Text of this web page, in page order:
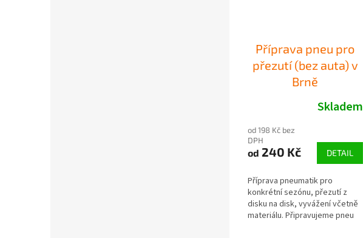
Příprava pneu pro
přezutí (bez auta) v
Brně
Skladem
od 198 Kč bez
DPH
od 240 Kč DETAIL
Příprava pneumatik pro
konkrétní sezónu, přezutí z
disku na disk, vyvážení včetně
materiálu. Připravujeme pneu